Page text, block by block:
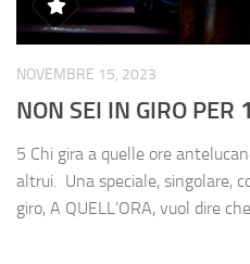
NOVEMBRE 15, 2023
NON SEI IN GIRO PER
5 Chi gira a quelle ore
altrui. Una speciale, singolare,
giro, A QUELL’ORA, vuol dire